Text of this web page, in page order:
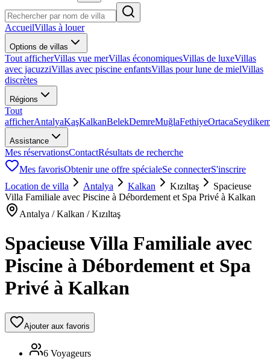
AccueilVillas à louer
Options de villas
Tout afficherVillas vue merVillas économiquesVillas de luxeVillas
avec jacuzziVillas avec piscine enfantsVillas pour lune de mielVillas
discrètes
Régions
Tout
afficherAntalyaKaşKalkanBelekDemreMuğlaFethiyeOrtaca
Assistance
Mes réservationsContactRésultats de recherche
Mes favorisObtenir une offre spécialeSe connecterS'inscrire
Location de villa
Antalya Kalkan Kızıltaş
Spacieuse
Villa Familiale avec Piscine à Débordement et Spa Privé à Kalkan
Antalya / Kalkan / Kızıltaş
Spacieuse Villa Familiale avec
Piscine à Débordement et Spa
Privé à Kalkan
Ajouter aux favoris
6 Voyageurs